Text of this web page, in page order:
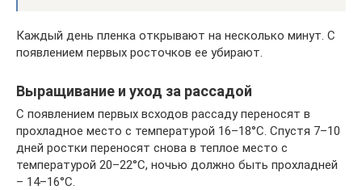
Каждый день пленка открывают на несколько минут. С
появлением первых росточков ее убирают.
Выращивание и уход за рассадой
С появлением первых всходов рассаду переносят в
прохладное место с температурой 16–18°C. Спустя 7–10
дней ростки переносят снова в теплое место с
температурой 20–22°C, ночью должно быть прохладней
– 14–16°C.